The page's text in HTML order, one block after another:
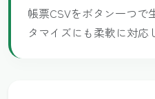
帳票CSVをボタン一つで
タマイズにも柔軟に対応